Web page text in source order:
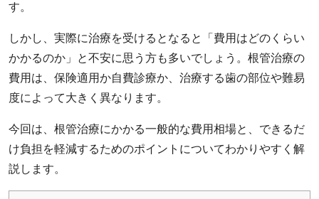
す。
しかし、実際に治療を受けるとなると「費用はどのくらい
かかるのか」と不安に思う方も多いでしょう。根管治療の
費用は、保険適用か自費診療か、治療する歯の部位や難易
度によって大きく異なります。
今回は、根管治療にかかる一般的な費用相場と、できるだ
け負担を軽減するためのポイントについてわかりやすく解
説します。